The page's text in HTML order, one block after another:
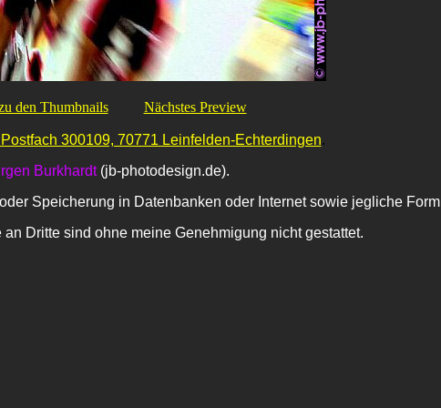
den Thumbnails Nächstes Preview
300109, 70771 Leinfelden-Echterdingen.
Burkhardt(jb-photodesign.de).
Speicherung in Datenbanken oder Internet sowie jegliche Form
Dritte sind ohne meine Genehmigung nicht gestattet.